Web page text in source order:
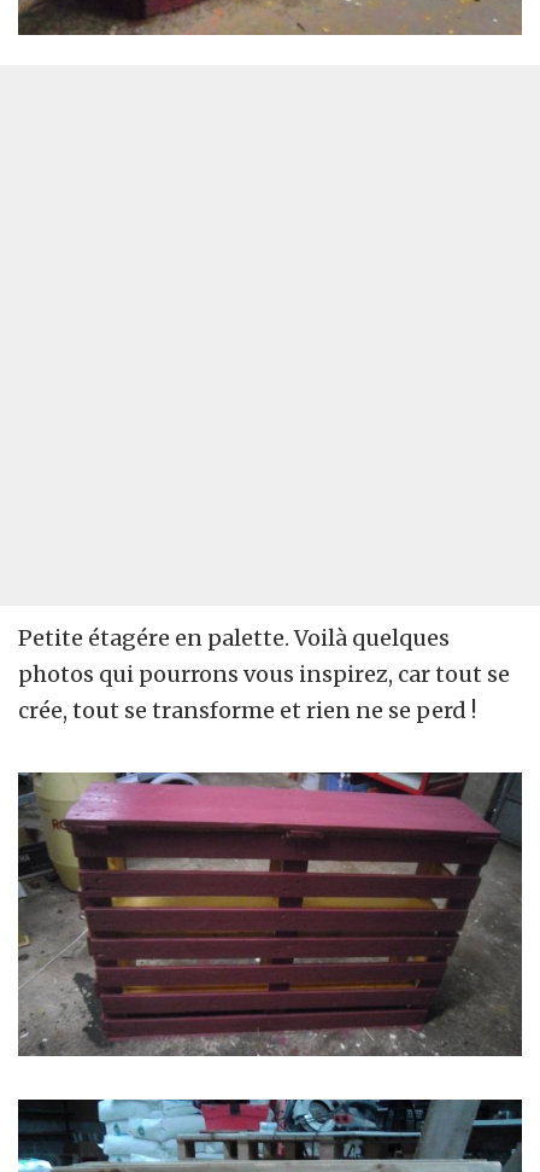
Petite étagére en palette. Voilà quelques
photos qui pourrons vous inspirez, car tout se
crée, tout se transforme et rien ne se perd !